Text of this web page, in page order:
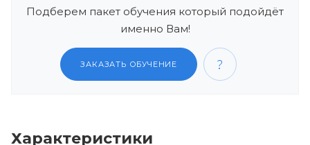
Подберем пакет обучения который подойдёт
именно Вам!
ЗАКАЗАТЬ ОБУЧЕНИЕ
Характеристики